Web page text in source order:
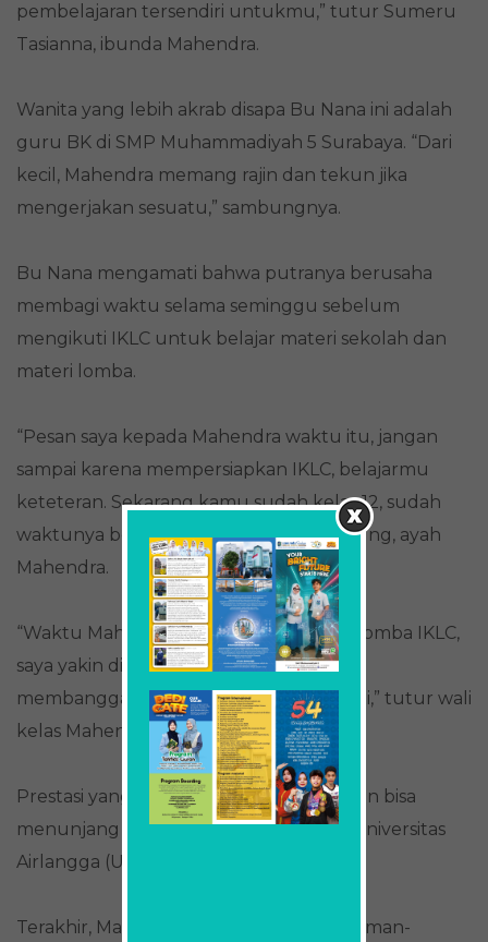
pembelajaran tersendiri untukmu,” tutur Sumeru
Tasianna, ibunda Mahendra.
Wanita yang lebih akrab disapa Bu Nana ini adalah
guru BK di SMP Muhammadiyah 5 Surabaya. “Dari
kecil, Mahendra memang rajin dan tekun jika
mengerjakan sesuatu,” sambungnya.
Bu Nana mengamati bahwa putranya berusaha
membagi waktu selama seminggu sebelum
mengikuti IKLC untuk belajar materi sekolah dan
materi lomba.
“Pesan saya kepada Mahendra waktu itu, jangan
sampai karena mempersiapkan IKLC, belajarmu
keteteran. Sekarang kamu sudah kelas 12, sudah
waktunya berjuang,” tambah Jusuf Agung, ayah
Mahendra.
“Waktu Mahen cerita ke saya mau ikut lomba IKLC,
saya yakin dia akan membawa hasil yang
membanggakan. Alhamdulillah terbukti,” tutur wali
kelas Mahendra.
Prestasi yang diraih Mahendra diharapkan bisa
menunjang cita-citanya untuk masuk Universitas
Airlangga (Unair), jurusan Psikologi.
Terakhir, Mahendra berpesan kepada teman-